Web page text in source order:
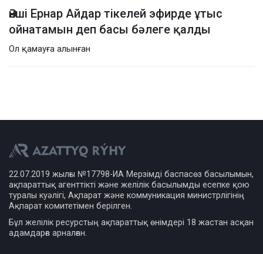
Әнші Ернар Айдар тікелей эфирде ұтыс
ойнатамын деп басы бәлеге қалды
Ол қамауға алынған
22.07.2019 жылғы №17798-ИА Мерзімді баспасөз басылымын,
ақпараттық агенттікті және желілік басылымды есепке қою
туралы куәлігі, Ақпарат және коммуникация министрлігінің
Ақпарат комитетімен берілген.
Бұл желілік ресурстың ақпараттық өнімдері 18 жастан асқан
адамдарға арналған.